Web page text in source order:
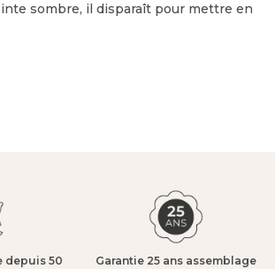
sombre, il disparaît pour mettre en
depuis 50
Garantie 25 ans assemblage​